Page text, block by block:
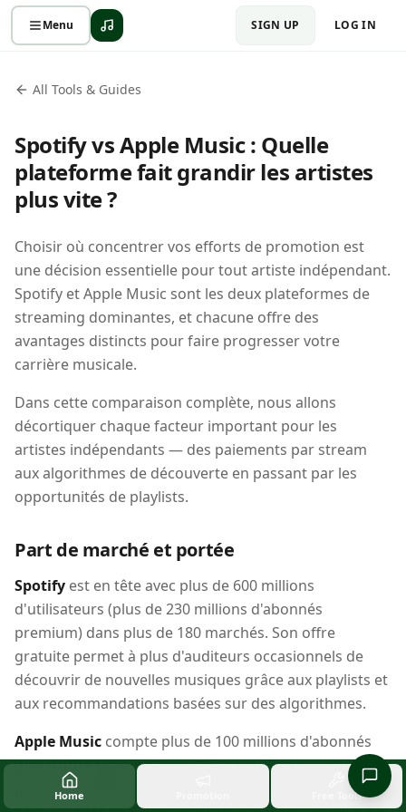
Menu SIGN UP LOG IN
All Tools & Guides
Spotify vs Apple Music : Quelle
plateforme fait grandir les artistes
plus vite ?
Choisir où concentrer vos efforts de promotion est
une décision essentielle pour tout artiste indépendant.
Spotify et Apple Music sont les deux plateformes de
streaming dominantes, et chacune offre des
avantages distincts pour faire progresser votre
carrière musicale.
Dans cette comparaison complète, nous allons
décortiquer chaque facteur important pour les
artistes indépendants — des paiements par stream
aux algorithmes de découverte en passant par les
opportunités de playlists.
Part de marché et portée
Spotify est en tête avec plus de 600 millions
d'utilisateurs (plus de 230 millions d'abonnés
premium) dans plus de 180 marchés. Son offre
gratuite permet à plus d'auditeurs occasionnels de
découvrir de nouvelles musiques grâce aux playlists et
aux recommandations basées sur des algorithmes.
Apple Music compte plus de 100 millions d'abonnés
(pas d'offre gratuite) dans 167 pays. Bien que plus
petit, les auditeurs d'Apple Music ont tendance à être
Home Free Tools